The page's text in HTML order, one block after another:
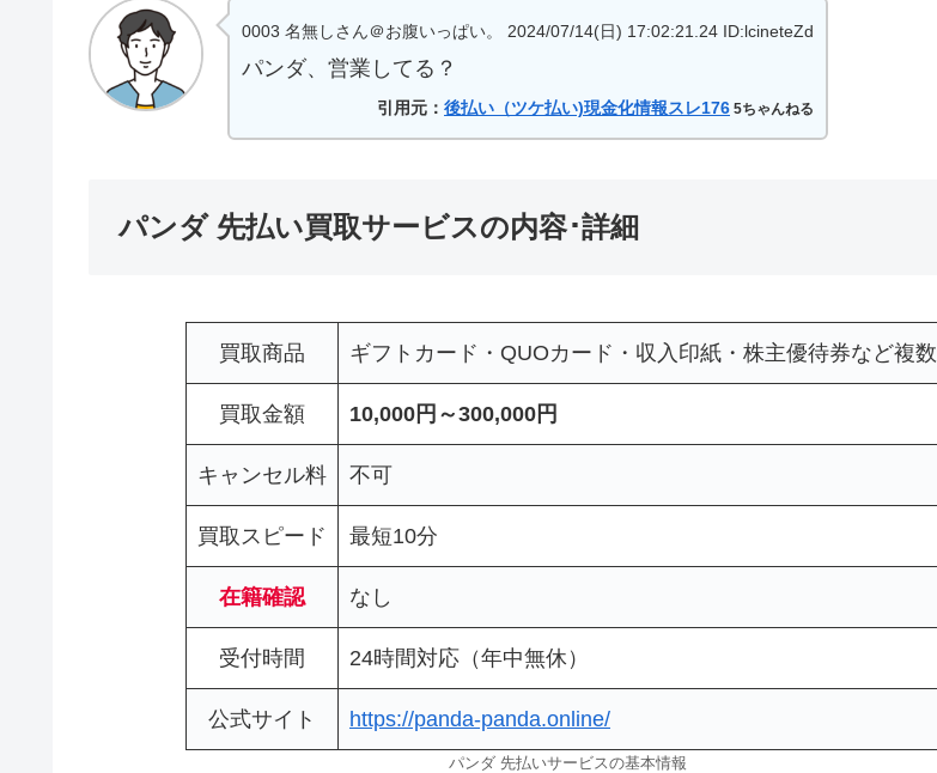
0003 名無しさん＠お腹いっぱい。 2024/07/14(日) 17:02:21.24 ID:lcineteZd
パンダ、営業してる？
引用元： 後払い（ツケ払い)現金化情報スレ176 5ちゃんねる
パンダ 先払い買取サービスの内容･詳細
買取商品 ギフトカード・QUOカード・収入印紙・株主優待券など複数
買取金額 10,000円～300,000円
キャンセル料 不可
買取スピード 最短10分
在籍確認 なし
受付時間 24時間対応（年中無休）
公式サイト https://panda-panda.online/
パンダ 先払いサービスの基本情報